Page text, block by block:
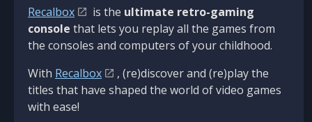
Recalbox is the ultimate retro-gaming
console that lets you replay all the games from
the consoles and computers of your childhood.
With Recalbox
, (re)discover and (re)play the
titles that have shaped the world of video games
with ease!